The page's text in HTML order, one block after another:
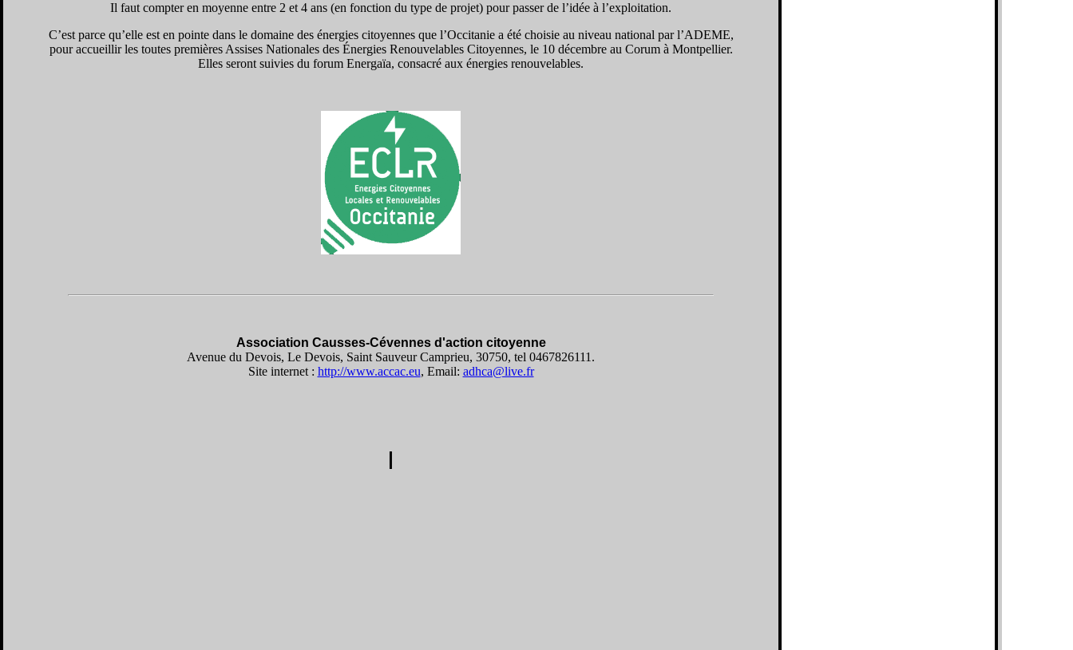
Il faut compter en moyenne entre 2 et 4 ans (en fonction du type de projet) pour passer de l’idée à l’exploitation.
C’est parce qu’elle est en pointe dans le domaine des énergies citoyennes que l’Occitanie a été choisie au niveau national par l’ADEME,
pour accueillir les toutes premières Assises Nationales des Énergies Renouvelables Citoyennes, le 10 décembre au Corum à Montpellier.
Elles seront suivies du forum Energaïa, consacré aux énergies renouvelables.
Association Causses-Cévennes d'action citoyenne
Avenue du Devois, Le Devois, Saint Sauveur Camprieu, 30750, tel 0467826111.
Site internet : http://www.accac.eu, Email: adhca@live.fr
I